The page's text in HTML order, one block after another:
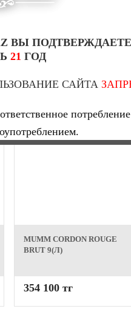
BRUT 1,5(Л)
31 470 тг
MUMM CORDON ROUGE
BRUT 9(Л)
354 100 тг
ВЫ
21 ГОД
САЙТА
потребление